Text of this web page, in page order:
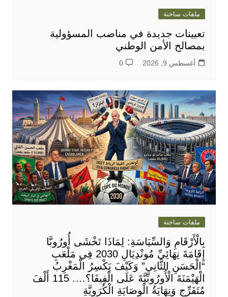
ملفات ساخنة
تعيينات جديدة في مناصب المسؤولية
بمصالح الأمن الوطني
أغسطس 9, 2026 0
ملفات ساخنة
بِالْأَرْقَامِ وَالسِّيَاسَةِ: لِمَاذَا تَخْشَى أُورُوبَّا
إِقَامَةَ نِهَائِيِّ مُونْدِيَالِ 2030 فِي مَلْعَبِ
“الْحَسَنِ الثَّانِي” وَكَيْفَ يَكْسِرُ الْمَغْرِبُ
الْهَيْمَنَةَ الْأُورُوبِّيَّةَ عَلَى الْفِيفَا؟…. 115 أَلْفَ
مُتَفَرِّجٍ وَنِهَايَةُ الْوِصَايَةِ الْكُرَوِيَّةِ